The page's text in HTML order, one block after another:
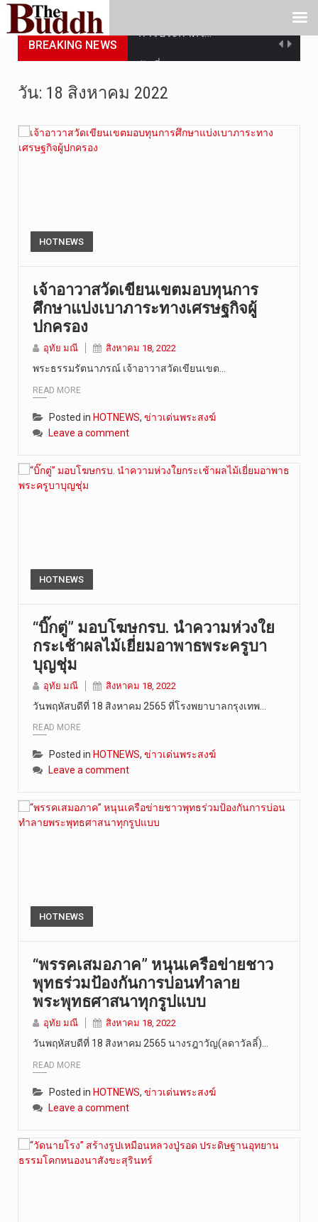
BREAKING NEWS
วันที่ 6 ส…
วัน: 18 สิงหาคม 2022
HOTNEWS
เจ้าอาวาสวัดเขียนเขตมอบทุนการ
ศึกษาแบ่งเบาภาระทางเศรษฐกิจผู้
ปกครอง
อุทัย มณี สิงหาคม 18, 2022
พระธรรมรัตนาภรณ์ เจ้าอาวาสวัดเขียนเขต…
READ MORE
Posted in HOTNEWS, ข่าวเด่นพระสงฆ์
Leave a comment
HOTNEWS
“บิ๊กตู่” มอบโฆษกรบ. นำความห่วงใย
กระเช้าผลไม้เยี่ยมอาพาธพระครูบา
บุญชุ่ม
อุทัย มณี สิงหาคม 18, 2022
วันพฤหัสบดีที่ 18 สิงหาคม 2565 ที่โรงพยาบาลกรุงเทพ…
READ MORE
Posted in HOTNEWS, ข่าวเด่นพระสงฆ์
Leave a comment
HOTNEWS
“พรรคเสมอภาค” หนุนเครือข่ายชาว
พุทธร่วมป้องกันการบ่อนทำลาย
พระพุทธศาสนาทุกรูปแบบ
อุทัย มณี สิงหาคม 18, 2022
วันพฤหัสบดีที่ 18 สิงหาคม 2565 นางรฎาวัญ(ลดาวัลลิ์)…
READ MORE
Posted in HOTNEWS, ข่าวเด่นพระสงฆ์
Leave a comment